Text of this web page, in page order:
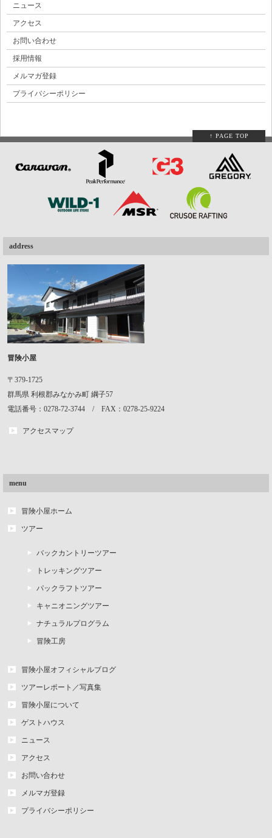
ニュース
アクセス
お問い合わせ
採用情報
メルマガ登録
プライバシーポリシー
↑ PAGE TOP
address
冒険小屋
〒379-1725
群馬県 利根郡みなかみ町 綱子57
電話番号：0278-72-3744 / FAX：0278-25-9224
アクセスマップ
menu
冒険小屋ホーム
ツアー
バックカントリーツアー
トレッキングツアー
パックラフトツアー
キャニオニングツアー
ナチュラルプログラム
冒険工房
冒険小屋オフィシャルブログ
ツアーレポート／写真集
冒険小屋について
ゲストハウス
ニュース
アクセス
お問い合わせ
メルマガ登録
プライバシーポリシー